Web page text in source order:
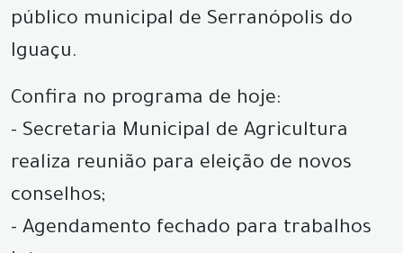
público municipal de Serranópolis do
Iguaçu.
Confira no programa de hoje:
- Secretaria Municipal de Agricultura
realiza reunião para eleição de novos
conselhos;
- Agendamento fechado para trabalhos